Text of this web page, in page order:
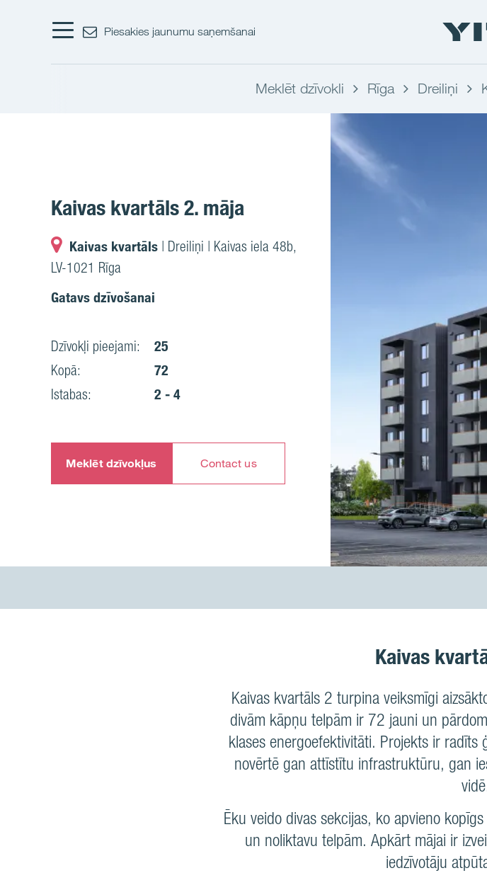
Piesakies jaunumu saņemšanai
Meklēt dzīvokli Rīga Dreiliņi
Kaivas kvartāls 2. māja
Kaivas kvartāls | Dreiliņi | Kaivas iela 48b,
LV-1021 Rīga
Gatavs dzīvošanai
Dzīvokļi pieejami:
25
Kopā:
72
Istabas:
2 - 4
Meklēt dzīvokļus Contact us
Kaivas
Kaivas kvartāls 2 turpina veiksmīgi
divām kāpņu telpām ir 72 jauni un
klases energoefektivitāti. Projekts ir
novērtē gan attīstītu infrastruktūru, gan
Ēku veido divas sekcijas, ko apvieno
un noliktavu telpām. Apkārt mājai ir
iedzīvotāju